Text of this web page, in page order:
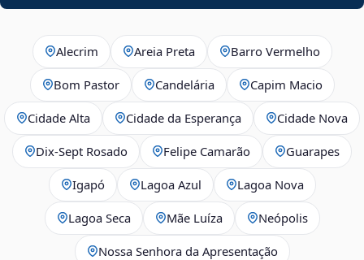
Alecrim Areia Preta Barro Vermelho
Bom Pastor Candelária Capim Macio
Cidade Alta Cidade da Esperança Cidade Nova
Dix‑Sept Rosado Felipe Camarão Guarapes
Igapó Lagoa Azul Lagoa Nova
Lagoa Seca Mãe Luíza Neópolis
Nossa Senhora da Apresentação